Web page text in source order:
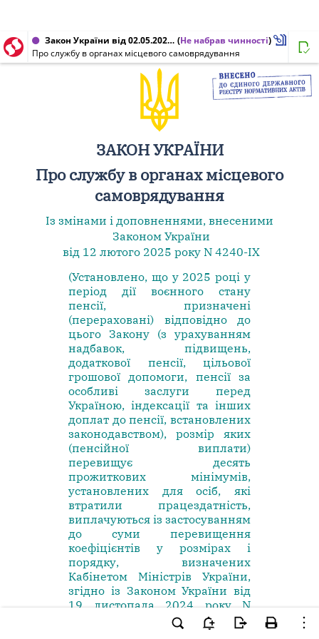
Закон України від 02.05.2023 № 3077-IX (Не набрав чинності)
Про службу в органах місцевого самоврядування